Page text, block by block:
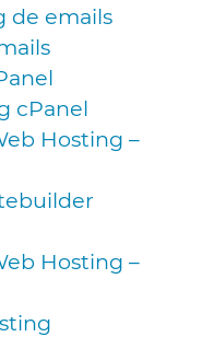
de emails
cPanel
Hosting –
Hosting –